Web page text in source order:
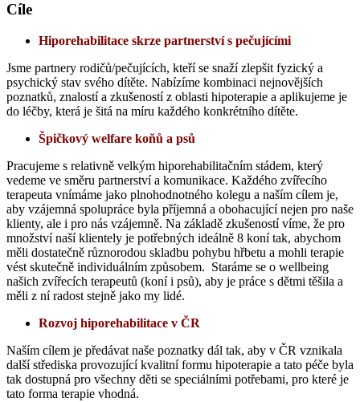
Cíle
Hiporehabilitace skrze partnerství s pečujícími
Jsme partnery rodičů/pečujících, kteří se snaží zlepšit fyzický a
psychický stav svého dítěte. Nabízíme kombinaci nejnovějších
poznatků, znalostí a zkušeností z oblasti hipoterapie a aplikujeme je
do léčby, která je šitá na míru každého konkrétního dítěte.
Špičkový welfare koňů a psů
Pracujeme s relativně velkým hiporehabilitačním stádem, který
vedeme ve směru partnerství a komunikace. Každého zvířecího
terapeuta vnímáme jako plnohodnotného kolegu a naším cílem je,
aby vzájemná spolupráce byla příjemná a obohacující nejen pro naše
klienty, ale i pro nás vzájemně. Na základě zkušeností víme, že pro
množství naší klientely je potřebných ideálně 8 koní tak, abychom
měli dostatečně různorodou skladbu pohybu hřbetu a mohli terapie
vést skutečně individuálním způsobem. Staráme se o wellbeing
našich zvířecích terapeutů (koní i psů), aby je práce s dětmi těšila a
měli z ní radost stejně jako my lidé.
Rozvoj hiporehabilitace v ČR
Naším cílem je předávat naše poznatky dál tak, aby v ČR vznikala
další střediska provozující kvalitní formu hipoterapie a tato péče byla
tak dostupná pro všechny děti se speciálními potřebami, pro které je
tato forma terapie vhodná.